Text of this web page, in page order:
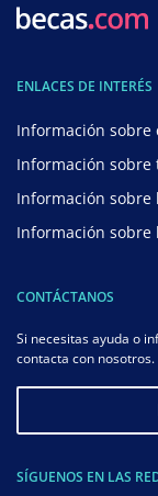
ENLACES DE INTERÉS
Información sobre
Información sobre
Información sobre
Información sobre
CONTÁCTANOS
Si necesitas ayuda o
contacta con nosotros.
SÍGUENOS EN LAS